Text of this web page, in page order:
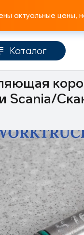
актуальные цены,
Каталог
передач Корпус
Scania/